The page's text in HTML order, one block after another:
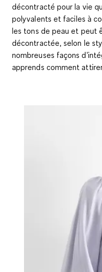
décontracté pour la vie
polyvalents et faciles à
les tons de peau et peut
décontractée, selon le
nombreuses façons
apprends comment